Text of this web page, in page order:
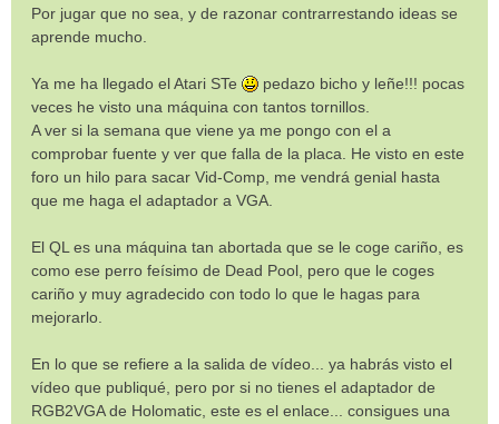
Por jugar que no sea, y de razonar contrarrestando ideas se
aprende mucho.
Ya me ha llegado el Atari STe
pedazo bicho y leñe!!! pocas
veces he visto una máquina con tantos tornillos.
A ver si la semana que viene ya me pongo con el a
comprobar fuente y ver que falla de la placa. He visto en este
foro un hilo para sacar Vid-Comp, me vendrá genial hasta
que me haga el adaptador a VGA.
El QL es una máquina tan abortada que se le coge cariño, es
como ese perro feísimo de Dead Pool, pero que le coges
cariño y muy agradecido con todo lo que le hagas para
mejorarlo.
En lo que se refiere a la salida de vídeo... ya habrás visto el
vídeo que publiqué, pero por si no tienes el adaptador de
RGB2VGA de Holomatic, este es el enlace... consigues una